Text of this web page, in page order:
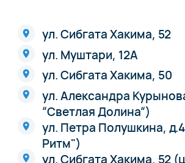
ул. Сибгата Хакима, 52
ул. Муштари, 12А
ул. Сибгата Хакима, 50
ул. Александра
“Светлая Долина“)
ул. Петра Полушкина,
Ритм")
ул. Сибгата Хакима, 52